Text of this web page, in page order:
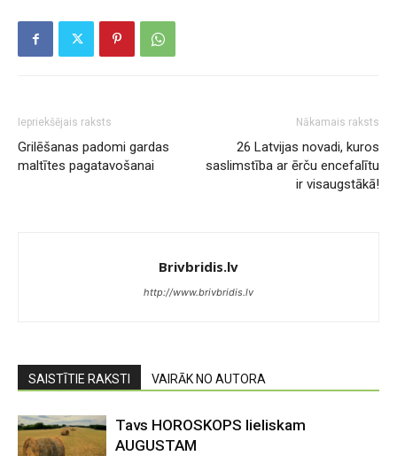
Iepriekšējais raksts
Grilēšanas padomi gardas
maltītes pagatavošanai
Nākamais raksts
26 Latvijas novadi, kuros
saslimstība ar ērču encefalītu
ir visaugstākā!
Brivbridis.lv
http://www.brivbridis.lv
SAISTĪTIE RAKSTI VAIRĀK NO AUTORA
Tavs HOROSKOPS lieliskam
AUGUSTAM